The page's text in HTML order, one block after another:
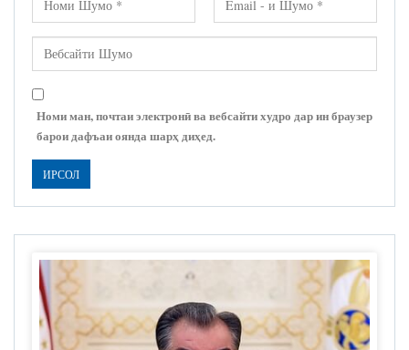
Номи ман, почтаи электронӣ ва вебсайти худро дар ин браузер
барои дафъаи оянда шарҳ диҳед.